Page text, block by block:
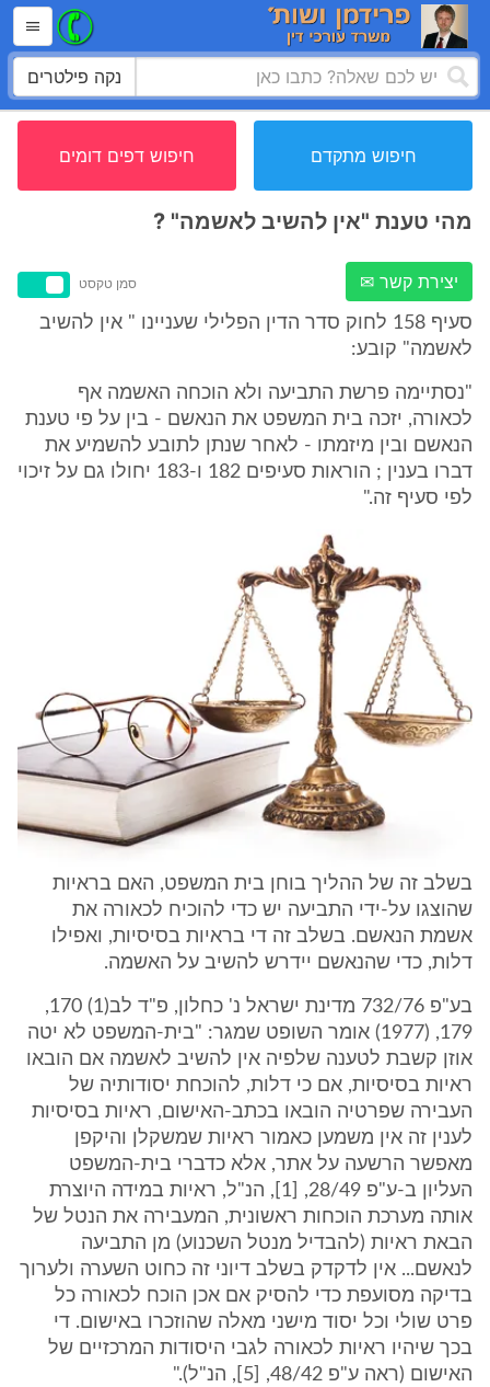
נקה פילטרים
חיפוש מתקדם חיפוש דפים דומים
מהי טענת "אין להשיב לאשמה" ?
יצירת קשר ✉ סמן טקסט
סעיף 158 לחוק סדר הדין הפלילי שעניינו " אין להשיב
לאשמה" קובע:
"נסתיימה פרשת התביעה ולא הוכחה האשמה אף
לכאורה, יזכה בית המשפט את הנאשם - בין על פי טענת
הנאשם ובין מיזמתו - לאחר שנתן לתובע להשמיע את
דברו בענין ; הוראות סעיפים 182 ו-183 יחולו גם על זיכוי
לפי סעיף זה."
בשלב זה של ההליך בוחן בית המשפט, האם בראיות
שהוצגו על-ידי התביעה יש כדי להוכיח לכאורה את
אשמת הנאשם. בשלב זה די בראיות בסיסיות, ואפילו
דלות, כדי שהנאשם יידרש להשיב על האשמה.
בע"פ 732/76 מדינת ישראל נ' כחלון, פ"ד לב(1) 170,
179, (1977) אומר השופט שמגר: "בית-המשפט לא יטה
אוזן קשבת לטענה שלפיה אין להשיב לאשמה אם הובאו
ראיות בסיסיות, אם כי דלות, להוכחת יסודותיה של
העבירה שפרטיה הובאו בכתב-האישום, ראיות בסיסיות
לענין זה אין משמען כאמור ראיות שמשקלן והיקפן
מאפשר הרשעה על אתר, אלא כדברי בית-המשפט
העליון ב-ע"פ 28/49, [1], הנ"ל, ראיות במידה היוצרת
אותה מערכת הוכחות ראשונית, המעבירה את הנטל של
הבאת ראיות (להבדיל מנטל השכנוע) מן התביעה
לנאשם... אין לדקדק בשלב דיוני זה כחוט השערה ולערוך
בדיקה מסועפת כדי להסיק אם אכן הוכח לכאורה כל
פרט שולי וכל יסוד מישני מאלה שהוזכרו באישום. די
בכך שיהיו ראיות לכאורה לגבי היסודות המרכזיים של
האישום (ראה ע"פ 48/42, [5], הנ"ל)."